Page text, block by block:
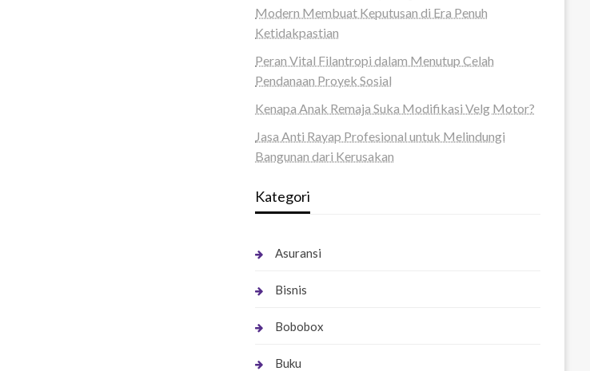
Modern Membuat Keputusan di Era Penuh
Ketidakpastian
Peran Vital Filantropi dalam Menutup Celah
Pendanaan Proyek Sosial
Kenapa Anak Remaja Suka Modifikasi Velg Motor?
Jasa Anti Rayap Profesional untuk Melindungi
Bangunan dari Kerusakan
Kategori
Asuransi
Bisnis
Bobobox
Buku